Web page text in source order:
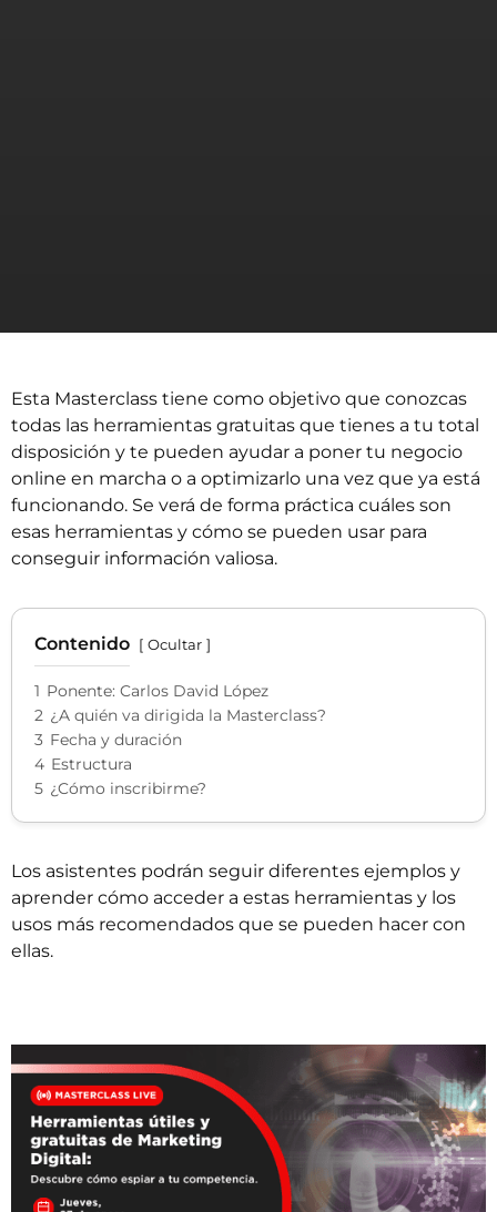
Esta Masterclass tiene como objetivo que conozcas
todas las herramientas gratuitas que tienes a tu total
disposición y te pueden ayudar a poner tu negocio
online en marcha o a optimizarlo una vez que ya está
funcionando. Se verá de forma práctica cuáles son
esas herramientas y cómo se pueden usar para
conseguir información valiosa.
Contenido Ocultar
1 Ponente: Carlos David López
2 ¿A quién va dirigida la Masterclass?
3 Fecha y duración
4 Estructura
5 ¿Cómo inscribirme?
Los asistentes podrán seguir diferentes ejemplos y
aprender cómo acceder a estas herramientas y los
usos más recomendados que se pueden hacer con
ellas.